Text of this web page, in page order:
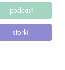
podcast
storki